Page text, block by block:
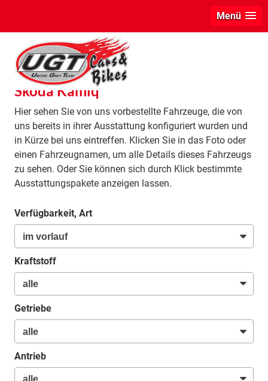
Menü
info
Skoda Kamiq
Hier sehen Sie von uns vorbestellte Fahrzeuge, die von
uns bereits in ihrer Ausstattung konfiguriert wurden und
in Kürze bei uns eintreffen. Klicken Sie in das Foto oder
einen Fahrzeugnamen, um alle Details dieses Fahrzeugs
zu sehen. Oder Sie können sich durch Klick bestimmte
Ausstattungspakete anzeigen lassen.
Verfügbarkeit, Art
Kraftstoff
Getriebe
Antrieb